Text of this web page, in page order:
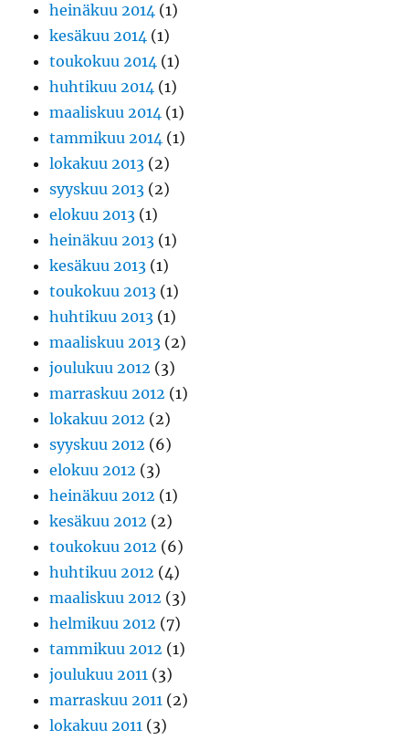
heinäkuu 2014 (1)
kesäkuu 2014 (1)
toukokuu 2014 (1)
huhtikuu 2014 (1)
maaliskuu 2014 (1)
tammikuu 2014 (1)
lokakuu 2013 (2)
syyskuu 2013 (2)
elokuu 2013 (1)
heinäkuu 2013 (1)
kesäkuu 2013 (1)
toukokuu 2013 (1)
huhtikuu 2013 (1)
maaliskuu 2013 (2)
joulukuu 2012 (3)
marraskuu 2012 (1)
lokakuu 2012 (2)
syyskuu 2012 (6)
elokuu 2012 (3)
heinäkuu 2012 (1)
kesäkuu 2012 (2)
toukokuu 2012 (6)
huhtikuu 2012 (4)
maaliskuu 2012 (3)
helmikuu 2012 (7)
tammikuu 2012 (1)
joulukuu 2011 (3)
marraskuu 2011 (2)
lokakuu 2011 (3)